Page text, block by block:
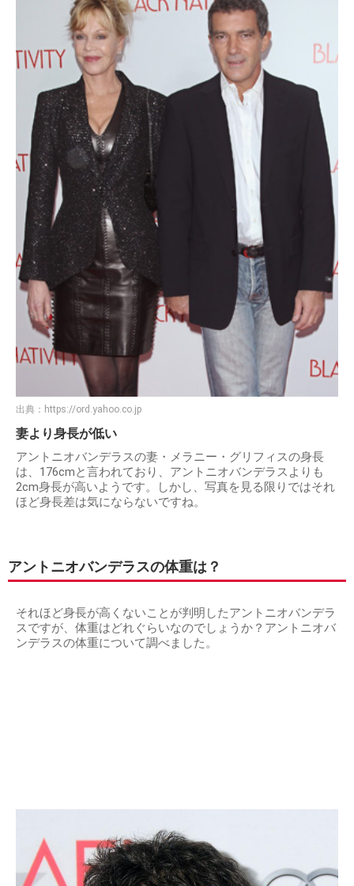
出典： https://ord.yahoo.co.jp
妻より身長が低い
アントニオバンデラスの妻・メラニー・グリフィスの身長
は、176cmと言われており、アントニオバンデラスよりも
2cm身長が高いようです。しかし、写真を見る限りではそれ
ほど身長差は気にならないですね。
アントニオバンデラスの体重は？
それほど身長が高くないことが判明したアントニオバンデラ
スですが、体重はどれぐらいなのでしょうか？アントニオバ
ンデラスの体重について調べました。